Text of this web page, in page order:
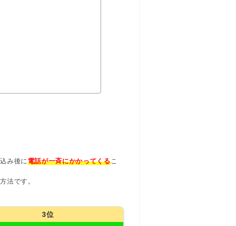
み後に電話が一斉にかかってくるこ
法です。
3位